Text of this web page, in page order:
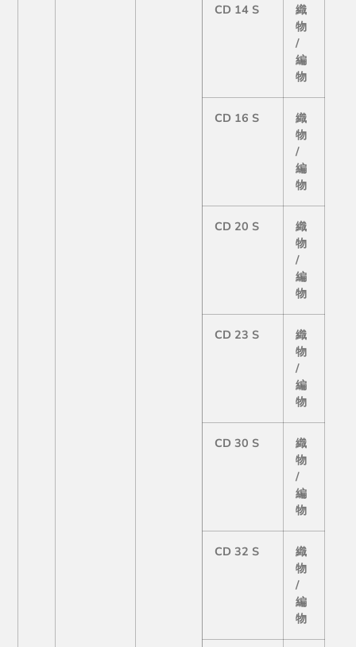
CD 14 S
織
物
/
編
物
CD 16 S
織
物
/
編
物
CD 20 S
織
物
/
編
物
CD 23 S
織
物
/
編
物
CD 30 S
織
物
/
編
物
CD 32 S
織
物
/
編
物